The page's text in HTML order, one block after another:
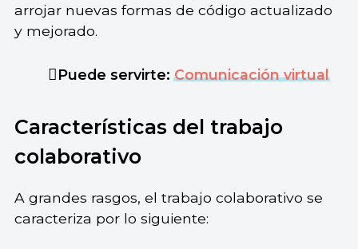
arrojar nuevas formas de código actualizado
y mejorado.
Puede servirte:Comunicación virtual
Características del trabajo
colaborativo
A grandes rasgos, el trabajo colaborativo se
caracteriza por lo siguiente: